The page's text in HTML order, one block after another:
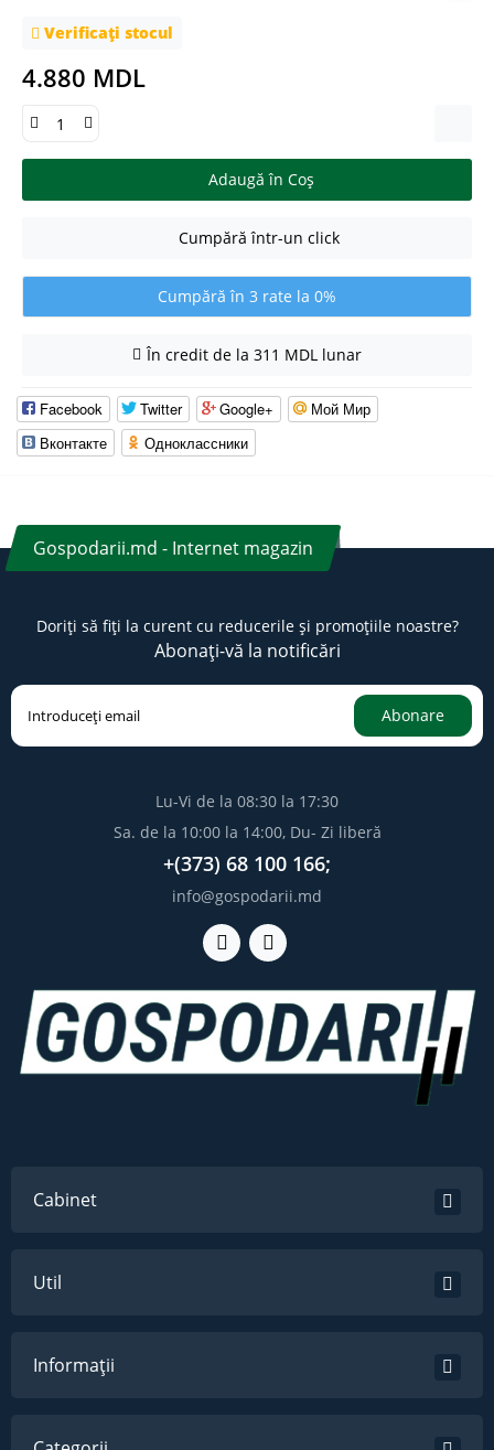
Verificați stocul
4.880 MDL
Adaugă în Coş
Cumpără într-un click
Cumpără în 3 rate la 0%
În credit de la 311 MDL lunar
Facebook Twitter Google+
Мой Мир
Вконтакте
Одноклассники
Gospodarii.md - Internet magazin
Doriți să fiți la curent cu reducerile și promoțiile noastre?
Abonați-vă la notificări
Abonare
Lu-Vi de la 08:30 la 17:30
Sa. de la 10:00 la 14:00, Du- Zi liberă
+(373) 68 100 166;
info@gospodarii.md
Cabinet
Util
Informații